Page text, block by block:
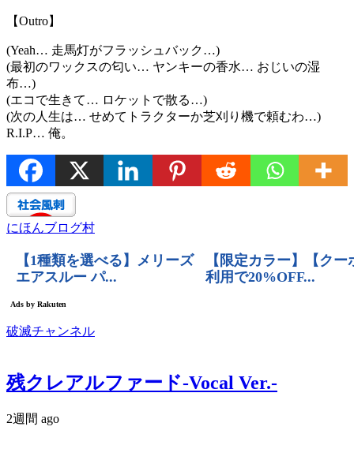
【Outro】
(Yeah… 走馬灯がフラッシュバック…)
(最初のワックスの匂い… ヤンキーの香水… おじいの湿
布…)
(エコで生きて… ロケットで散る…)
(次の人生は… せめてトラクターか芝刈り機で頼むわ…)
R.I.P… 俺。
にほんブログ村
破滅チャンネル
残クレアルファード-Vocal Ver.-
2週間 ago